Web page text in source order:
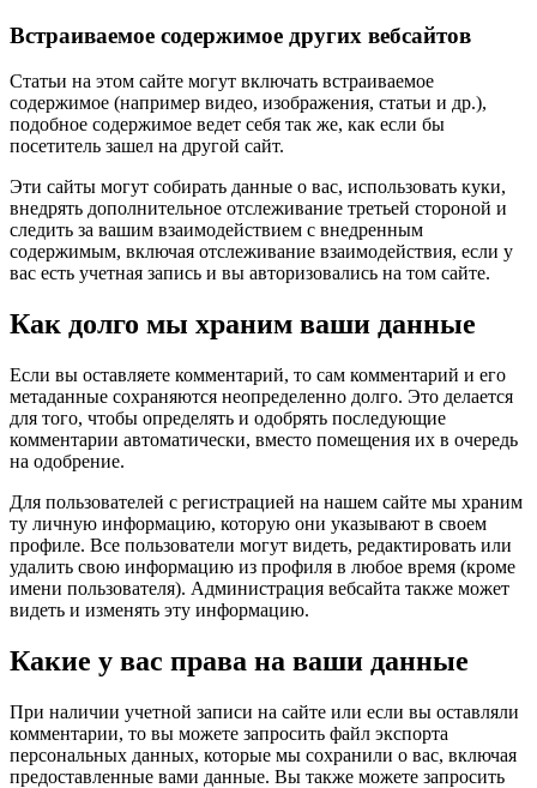
Встраиваемое содержимое других вебсайтов
Статьи на этом сайте могут включать встраиваемое
содержимое (например видео, изображения, статьи и др.),
подобное содержимое ведет себя так же, как если бы
посетитель зашел на другой сайт.
Эти сайты могут собирать данные о вас, использовать куки,
внедрять дополнительное отслеживание третьей стороной и
следить за вашим взаимодействием с внедренным
содержимым, включая отслеживание взаимодействия, если у
вас есть учетная запись и вы авторизовались на том сайте.
Как долго мы храним ваши данные
Если вы оставляете комментарий, то сам комментарий и его
метаданные сохраняются неопределенно долго. Это делается
для того, чтобы определять и одобрять последующие
комментарии автоматически, вместо помещения их в очередь
на одобрение.
Для пользователей с регистрацией на нашем сайте мы храним
ту личную информацию, которую они указывают в своем
профиле. Все пользователи могут видеть, редактировать или
удалить свою информацию из профиля в любое время (кроме
имени пользователя). Администрация вебсайта также может
видеть и изменять эту информацию.
Какие у вас права на ваши данные
При наличии учетной записи на сайте или если вы оставляли
комментарии, то вы можете запросить файл экспорта
персональных данных, которые мы сохранили о вас, включая
предоставленные вами данные. Вы также можете запросить